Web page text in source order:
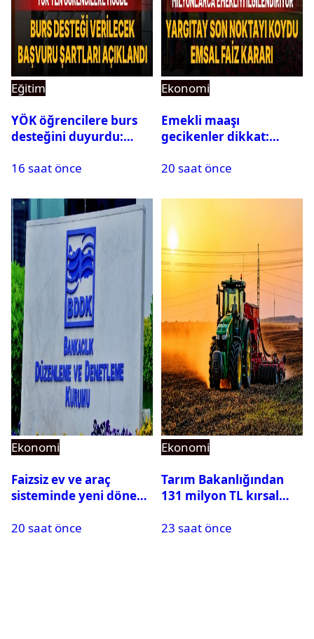
Eğitim
YÖK öğrencilere burs
desteğini duyurdu:
açıklandı
16 saat önce
Ekonomi
Emekli maaşı
gecikenler dikkat:
maaşı için emsal faiz
20 saat önce
Ekonomi
Faizsiz ev ve araç
sisteminde yeni dönem:
değiştirdi
20 saat önce
Ekonomi
Tarım Bakanlığından
131 milyon TL kırsal
Toplam 688 milyon TL
23 saat önce